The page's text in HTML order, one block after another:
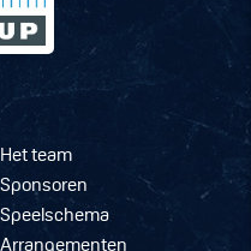
Het team
Sponsoren
Speelschema
Arrangementen